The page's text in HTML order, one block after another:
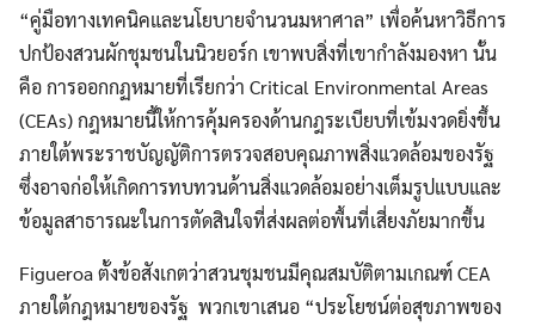
“คู่มือทางเทคนิคและนโยบายจำนวนมหาศาล” เพื่อค้นหาวิธีการ
ปกป้องสวนผักชุมชนในนิวยอร์ก เขาพบสิ่งที่เขากำลังมองหา นั้น
คือ การออกกฏหมายที่เรียกว่า Critical Environmental Areas
(CEAs) กฎหมายนี้ให้การคุ้มครองด้านกฎระเบียบที่เข้มงวดยิ่งขึ้น
ภายใต้พระราชบัญญัติการตรวจสอบคุณภาพสิ่งแวดล้อมของรัฐ
ซึ่งอาจก่อให้เกิดการทบทวนด้านสิ่งแวดล้อมอย่างเต็มรูปแบบและ
ข้อมูลสาธารณะในการตัดสินใจที่ส่งผลต่อพื้นที่เสี่ยงภัยมากขึ้น
Figueroa ตั้งข้อสังเกตว่าสวนชุมชนมีคุณสมบัติตามเกณฑ์ CEA
ภายใต้กฎหมายของรัฐ พวกเขาเสนอ “ประโยชน์ต่อสุขภาพของ